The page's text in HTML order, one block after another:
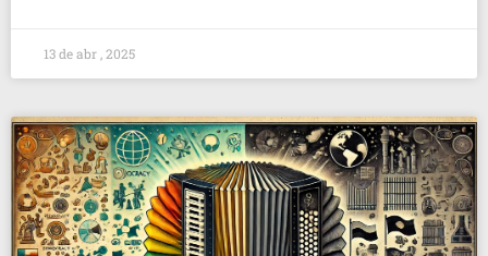
13 de abr , 2025